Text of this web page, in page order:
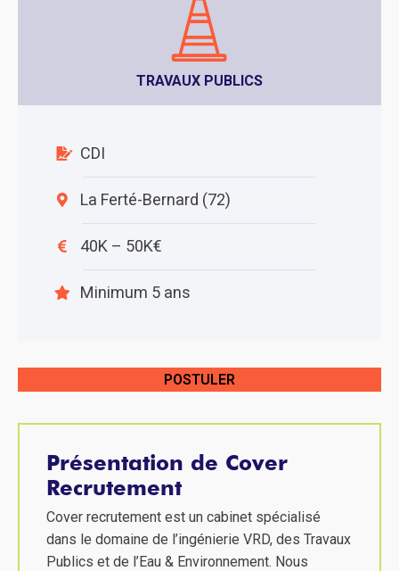
Présentation de Cover
Recrutement
Cover recrutement est un cabinet spécialisé
dans le domaine de l’ingénierie VRD, des Travaux
Publics et de l’Eau & Environnement. Nous
TRAVAUX PUBLICS
CDI
La Ferté-Bernard (72)
40K – 50K€
Minimum 5 ans
POSTULER